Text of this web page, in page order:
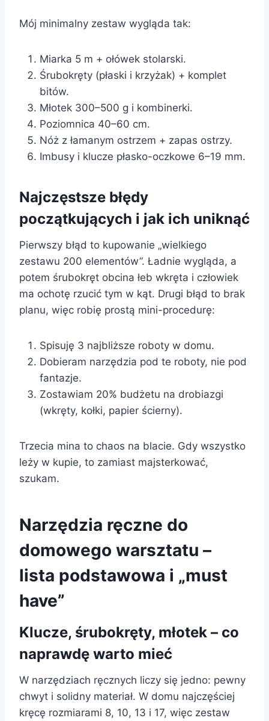
Mój minimalny zestaw wygląda tak:
Miarka 5 m + ołówek stolarski.
Śrubokręty (płaski i krzyżak) + komplet
bitów.
Młotek 300–500 g i kombinerki.
Poziomnica 40–60 cm.
Nóż z łamanym ostrzem + zapas ostrzy.
Imbusy i klucze płasko-oczkowe 6–19 mm.
Najczęstsze błędy
początkujących i jak ich uniknąć
Pierwszy błąd to kupowanie „wielkiego
zestawu 200 elementów”. Ładnie wygląda, a
potem śrubokręt obcina łeb wkręta i człowiek
ma ochotę rzucić tym w kąt. Drugi błąd to brak
planu, więc robię prostą mini-procedurę:
Spisuję 3 najbliższe roboty w domu.
Dobieram narzędzia pod te roboty, nie pod
fantazje.
Zostawiam 20% budżetu na drobiazgi
(wkręty, kołki, papier ścierny).
Trzecia mina to chaos na blacie. Gdy wszystko
leży w kupie, to zamiast majsterkować,
szukam.
Narzędzia ręczne do
domowego warsztatu –
lista podstawowa i „must
have”
Klucze, śrubokręty, młotek – co
naprawdę warto mieć
W narzędziach ręcznych liczy się jedno: pewny
chwyt i solidny materiał. W domu najczęściej
kręcę rozmiarami 8, 10, 13 i 17, więc zestaw